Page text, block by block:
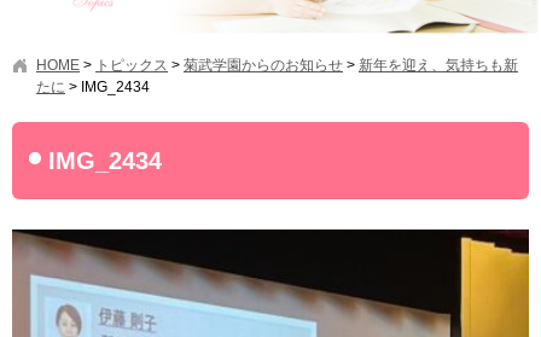
アクセス
情報公開
学園ニュース
オープンキャンパス・行事
HOME > トピックス > 菊武学園からのお知らせ > 新年を迎え、気持ちも新
たに > IMG_2434
IMG_2434